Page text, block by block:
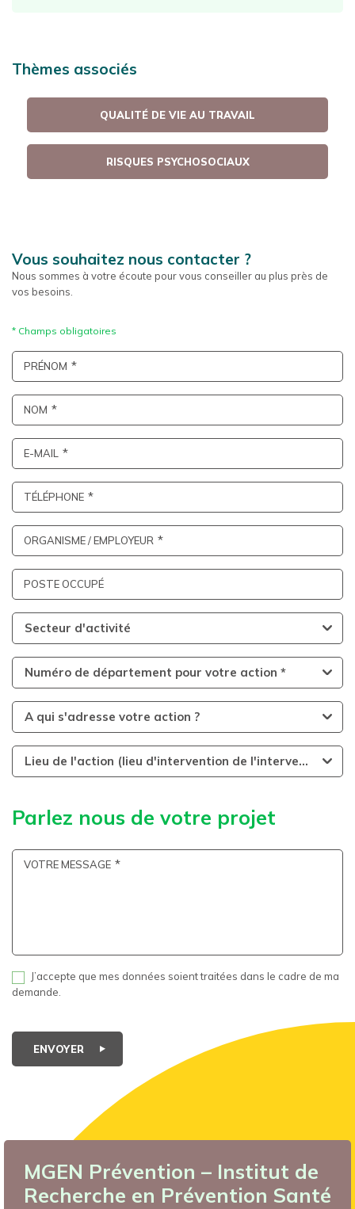
Thèmes associés
QUALITÉ DE VIE AU TRAVAIL
RISQUES PSYCHOSOCIAUX
Vous souhaitez nous contacter ?
Nous sommes à votre écoute pour vous conseiller au plus près de
vos besoins.
PRÉNOM
NOM
E-MAIL
TÉLÉPHONE
ORGANISME / EMPLOYEUR
POSTE OCCUPÉ
Secteur d'activité
Numéro de département pour votre action *
A qui s'adresse votre action ?
Lieu de l'action (lieu d'intervention de l'intervenant)
Parlez nous de votre projet
VOTRE MESSAGE
J’accepte que mes données soient traitées dans le cadre de ma
demande.
ENVOYER
MGEN Prévention – Institut de
Recherche en Prévention Santé